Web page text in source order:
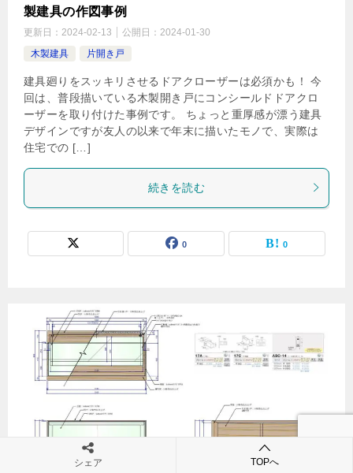
製建具の作図事例
更新日： 2024-02-13 公開日： 2024-01-30
木製建具
片開き戸
建具廻りをスッキリさせるドアクローザーは必須かも！ 今
回は、普段描いている木製開き戸にコンシールドドアクロ
ーザーを取り付けた事例です。 ちょっと重厚感が漂う建具
デザインですが友人の以来で年末に描いたモノで、実際は
住宅での […]
続きを読む
0 0
シェア TOPへ